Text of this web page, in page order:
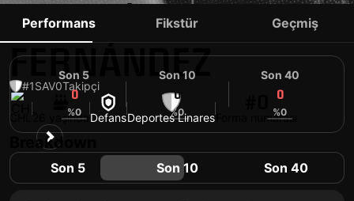
CLAUDIO
FERNÁNDEZ
#1SAV0Takipçi
26 yaşında DefansDeportes Linares Forma numarası
Performans Fikstür Geçmiş
Son 5
0
%0
Son 10
0
%0
Son 40
0
%0
Breakdown
Son 5 Son 10 Son 40